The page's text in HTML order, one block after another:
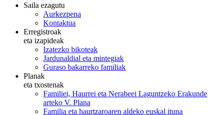
Saila ezagutu
Aurkezpena
Kontaktua
Erregistroak
eta izapideak
Izatezko bikoteak
Jardunaldial eta mintegiak
Guraso bakarreko familiak
Planak
eta txostenak
Familiei, Haurrei eta Nerabeei Laguntzeko Erakunde
arteko V. Plana
Familia eta haurtzaroaren aldeko euskal ituna